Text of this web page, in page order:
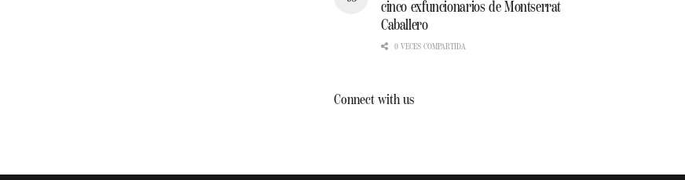
cinco exfuncionarios de Montserrat
Caballero
0 VECES COMPARTIDA
Connect with us